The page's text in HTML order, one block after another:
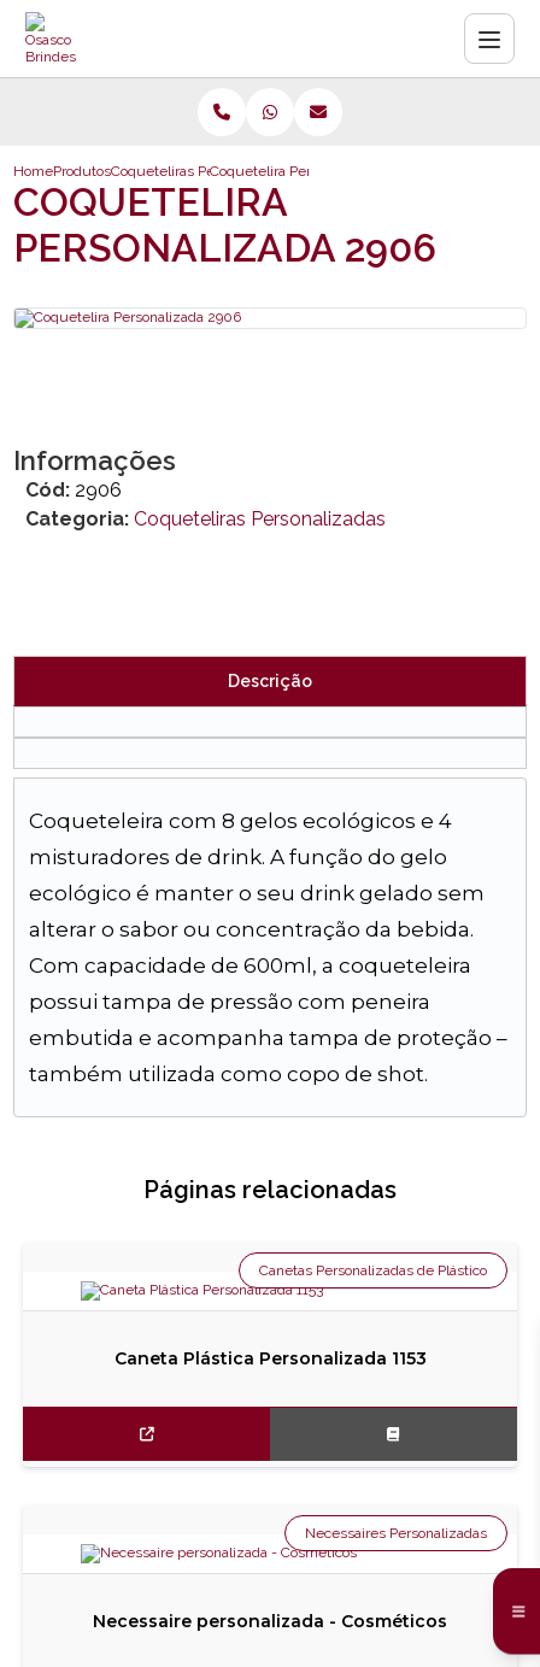
HomeProdutosCoqueteliras PersonalizadasCoquetelira Personalizada 2906
COQUETELIRA
PERSONALIZADA 2906
Informações
Cód: 2906
Categoria: Coqueteliras Personalizadas
Descrição
Coqueteleira com 8 gelos ecológicos e 4
misturadores de drink. A função do gelo
ecológico é manter o seu drink gelado sem
alterar o sabor ou concentração da bebida.
Com capacidade de 600ml, a coqueteleira
possui tampa de pressão com peneira
embutida e acompanha tampa de proteção –
também utilizada como copo de shot.
Páginas relacionadas
Caneta Plástica Personalizada 1153
Canetas Personalizadas de Plástico
Necessaire personalizada - Cosméticos
Necessaires Personalizadas